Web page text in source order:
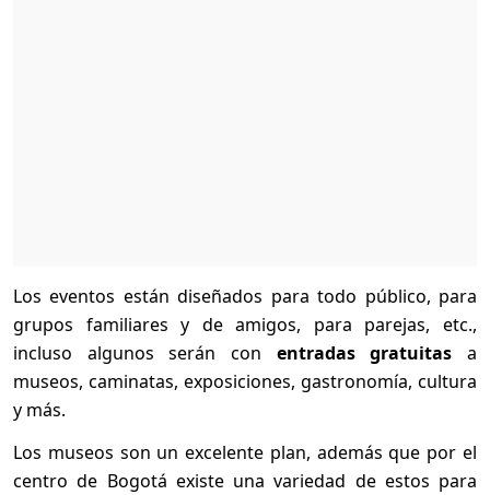
Los eventos están diseñados para todo público, para
grupos familiares y de amigos, para parejas, etc.,
incluso algunos serán con entradas gratuitas a
museos, caminatas, exposiciones, gastronomía, cultura
y más.
Los museos son un excelente plan, además que por el
centro de Bogotá existe una variedad de estos para